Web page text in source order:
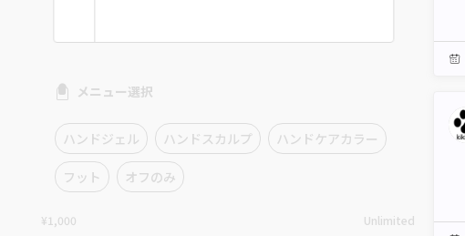
メニュー選択
ハンドジェル ハンドスカルプ ハンドケアカラー
フット オフのみ
¥1,000 Unlimited